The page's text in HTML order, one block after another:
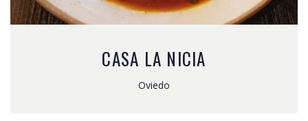
CASA LA NICIA
Oviedo